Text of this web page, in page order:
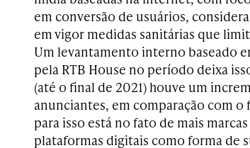
em conversão de usuários,
em vigor medidas sanitárias que
Um levantamento interno baseado
pela RTB House no período deixa
(até o final de 2021) houve um
anunciantes, em comparação com o
para isso está no fato de mais
plataformas digitais como forma de